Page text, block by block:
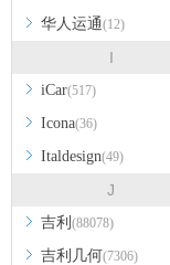
华人运通(12)
I
iCar(517)
Icona(36)
Italdesign(49)
J
吉利 (88078)
吉利几何(7306)